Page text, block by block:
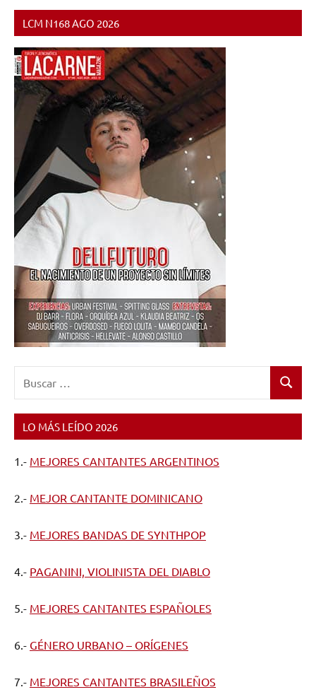
entradas
LCM N168 AGO 2026
Buscar
LO MÁS LEÍDO 2026
1.- MEJORES CANTANTES ARGENTINOS
2.- MEJOR CANTANTE DOMINICANO
3.- MEJORES BANDAS DE SYNTHPOP
4.- PAGANINI, VIOLINISTA DEL DIABLO
5.- MEJORES CANTANTES ESPAÑOLES
6.- GÉNERO URBANO – ORÍGENES
7.- MEJORES CANTANTES BRASILEÑOS